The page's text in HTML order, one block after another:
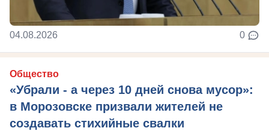
04.08.2026 0
Общество
«Убрали - а через 10 дней снова мусор»:
в Морозовске призвали жителей не
создавать стихийные свалки